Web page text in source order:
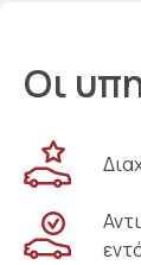
Οι